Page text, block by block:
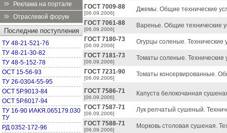
Реклама на портале
Отраслевой форум
Последние поступления
ТУ 48-21-521-76
ТУ 48-21-30-82
ТУ 48-5-152-78
ОСТ 15-56-93
ТУ 26-0304-55-95
ОСТ 5Р.9013-84
ОСТ 5Р.6017-94
ТУ 16-90 ИАКЯ.065179.030
ТУ
РД 0352-172-96
ГОСТ 7009-88
[06.09.2006]
Джемы. Общие технические
ГОСТ 7061-88
[06.09.2006]
Варенье. Общие технические
ГОСТ 7180-73
[06.09.2006]
Огурцы соленые. Технические
ГОСТ 7181-73
[06.09.2006]
Томаты соленые. Технические
ГОСТ 7231-90
[06.09.2006]
Томаты консервированные.
ГОСТ 7586-71
[06.09.2006]
Капуста белокочанная
ГОСТ 7587-71
[06.09.2006]
Лук репчатый сушеный.
ГОСТ 7588-71
[06.09.2006]
Морковь столовая сушеная.